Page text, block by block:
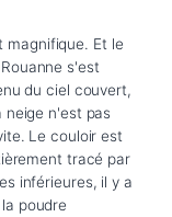
magnifique. Et le
s'est
du ciel couvert,
neige n'est pas
Le couloir est
tracé par
inférieures, il y a
poudre